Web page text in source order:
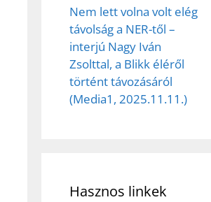
Nem lett volna volt elég
távolság a NER-től –
interjú Nagy Iván
Zsolttal, a Blikk éléről
történt távozásáról
(Media1, 2025.11.11.)
Hasznos linkek